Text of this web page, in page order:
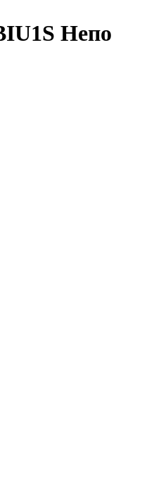
Непо